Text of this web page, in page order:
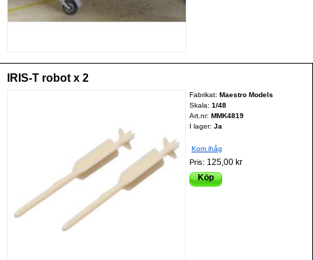
IRIS-T robot x 2
Fabrikat:Maestro Models
Skala:1/48
Art.nr:MMK4819
I lager: Ja
Kom ihåg
Pris: 125,00 kr
Köp